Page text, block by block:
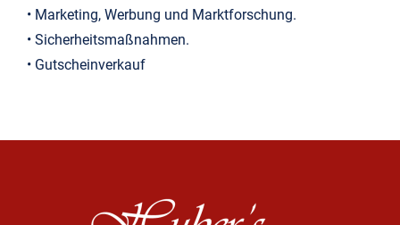
• Marketing, Werbung und Marktforschung.
• Sicherheitsmaßnahmen.
• Gutscheinverkauf